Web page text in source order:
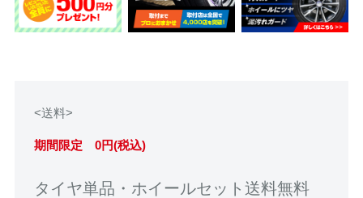
<送料>
期間限定 0円(税込)
タイヤ単品・ホイールセット送料無料